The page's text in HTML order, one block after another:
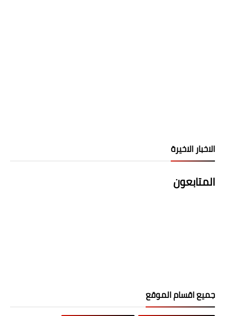
الاخبار الاخيرة
المتابعون
جميع اقسام الموقع